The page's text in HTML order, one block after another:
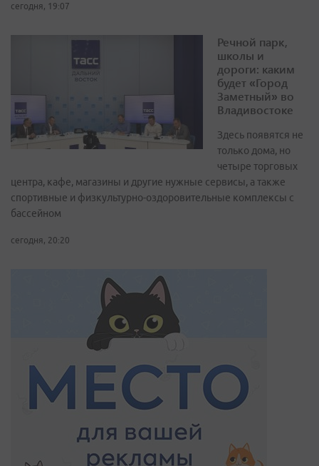
сегодня, 19:07
Речной парк,
школы и
дороги: каким
будет «Город
Заметный» во
Владивостоке
Здесь появятся не
только дома, но
четыре торговых
центра, кафе, магазины и другие нужные сервисы, а также
спортивные и физкультурно-оздоровительные комплексы с
бассейном
сегодня, 20:20